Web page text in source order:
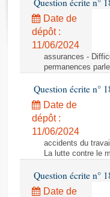
Rapports d'enquête
Rapports législatifs
Rapports sur
Baromètre de
Budget et sécurité
Questions écrites et
Comptes rendus des
Question écrite n°
Date de
dépôt :
11/06/2024
assurances -
permanences
Question écrite n°
Date de
dépôt :
11/06/2024
accidents du
La lutte contre le
Question écrite n°
Date de